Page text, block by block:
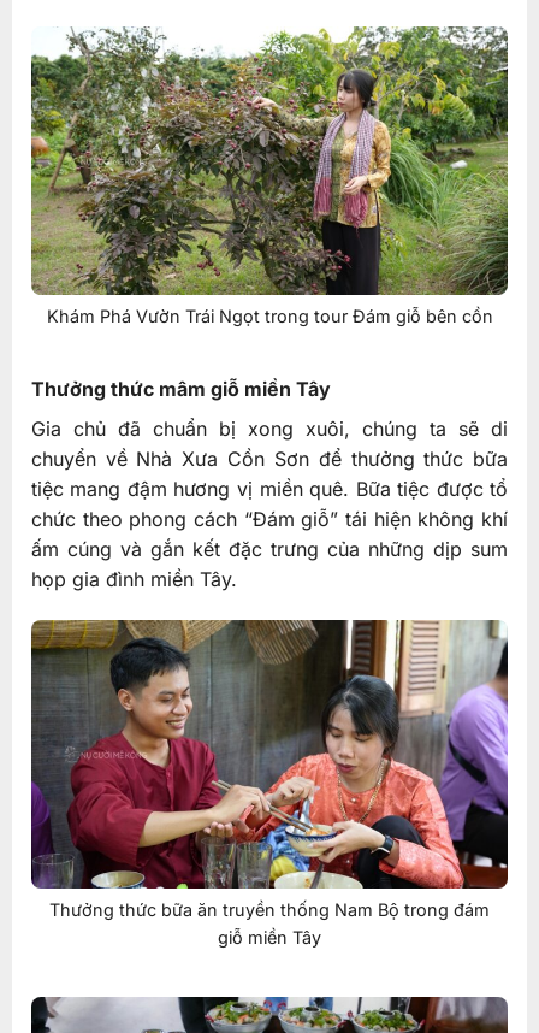
Khám Phá Vườn Trái Ngọt trong tour Đám giỗ bên cồn
Thưởng thức mâm giỗ miền Tây
Gia chủ đã chuẩn bị xong xuôi, chúng ta sẽ di
chuyển về Nhà Xưa Cồn Sơn để thưởng thức bữa
tiệc mang đậm hương vị miền quê. Bữa tiệc được tổ
chức theo phong cách “Đám giỗ” tái hiện không khí
ấm cúng và gắn kết đặc trưng của những dịp sum
họp gia đình miền Tây.
Thưởng thức bữa ăn truyền thống Nam Bộ trong đám
giỗ miền Tây